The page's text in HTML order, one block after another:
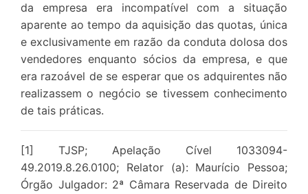
da empresa era incompatível com a situação
aparente ao tempo da aquisição das quotas, única
e exclusivamente em razão da conduta dolosa dos
vendedores enquanto sócios da empresa, e que
era razoável de se esperar que os adquirentes não
realizassem o negócio se tivessem conhecimento
de tais práticas.
[1] TJSP; Apelação Cível 1033094-
49.2019.8.26.0100; Relator (a): Maurício Pessoa;
Órgão Julgador: 2ª Câmara Reservada de Direito